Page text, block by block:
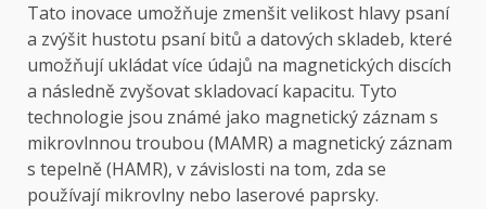
Tato inovace umožňuje zmenšit velikost hlavy psaní
a zvýšit hustotu psaní bitů a datových skladeb, které
umožňují ukládat více údajů na magnetických discích
a následně zvyšovat skladovací kapacitu. Tyto
technologie jsou známé jako magnetický záznam s
mikrovlnnou troubou (MAMR) a magnetický záznam
s tepelně (HAMR), v závislosti na tom, zda se
používají mikrovlny nebo laserové paprsky.